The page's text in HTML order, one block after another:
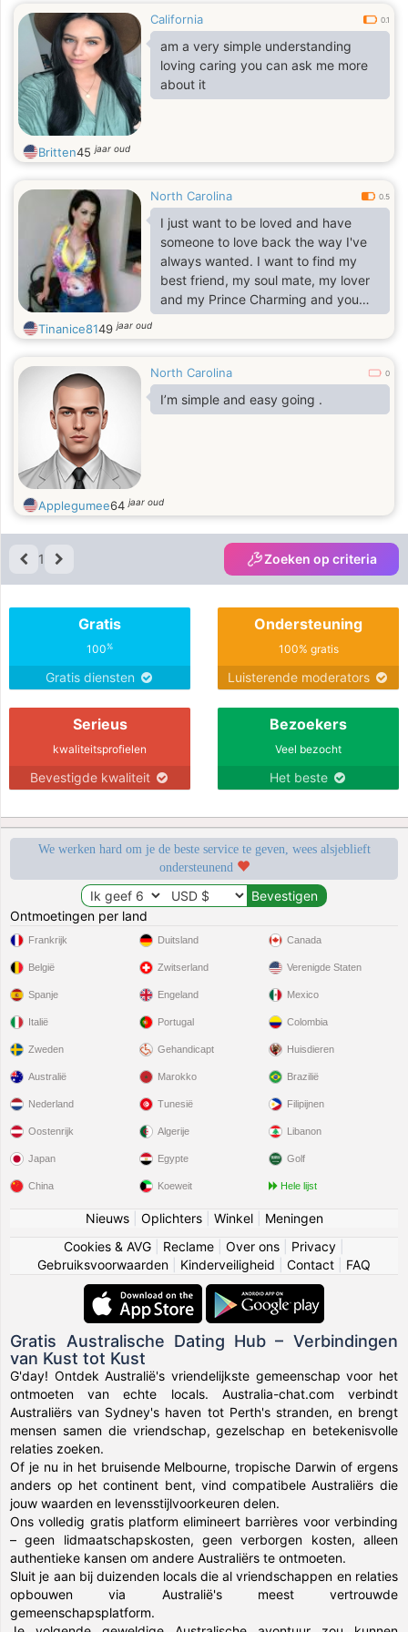
California 0.1
am a very simple understanding
loving caring you can ask me more
about it
Britten45jaar oud
North Carolina 0.5
I just want to be loved and have
someone to love back the way I've
always wanted. I want to find my
best friend, my soul mate, my lover
and my Prince Charming and you
just seem like my perfect match,but
no one is perfect but we try our best
been to meet someone who is kind,
caring and considerate. Someone
who is not selfish and when he says
Tinanice8149jaar oud
North Carolina 0
I’m simple and easy going .
Applegumee64jaar oud
1 Zoeken op criteria
Gratis
100%
Gratis diensten
Ondersteuning
100% gratis
Luisterende moderators
Serieus
kwaliteitsprofielen
Bevestigde kwaliteit
Bezoekers
Veel bezocht
Het beste
We werken hard om je de beste service te geven, wees alsjeblieft
ondersteunend
Ontmoetingen per land
Frankrijk
België
Spanje
Italië
Zweden
Duitsland
Zwitserland
Engeland
Portugal
Gehandicapt
Canada
Verenigde Staten
Mexico
Colombia
Huisdieren
Australië
Nederland
Oostenrijk
Japan
China
Marokko
Tunesië
Algerije
Egypte
Koeweit
Brazilië
Filipijnen
Libanon
Golf
Hele lijst
Nieuws| Oplichters| Winkel| Meningen
Cookies & AVG
Reclame Over ons Privacy
Gebruiksvoorwaarden
Kinderveiligheid Contact FAQ
Gratis Australische Dating Hub – Verbindingen
van Kust tot Kust
G'day! Ontdek Australië's vriendelijkste gemeenschap voor het
ontmoeten van echte locals. Australia-chat.com verbindt
Australiërs van Sydney's haven tot Perth's stranden, en brengt
mensen samen die vriendschap, gezelschap en betekenisvolle
relaties zoeken.
Of je nu in het bruisende Melbourne, tropische Darwin of ergens
anders op het continent bent, vind compatibele Australiërs die
jouw waarden en levensstijlvoorkeuren delen.
Ons volledig gratis platform elimineert barrières voor verbinding
– geen lidmaatschapskosten, geen verborgen kosten, alleen
authentieke kansen om andere Australiërs te ontmoeten.
Sluit je aan bij duizenden locals die al vriendschappen en relaties
opbouwen via Australië's meest vertrouwde
gemeenschapsplatform.